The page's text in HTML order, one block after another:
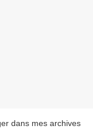
dans mes archives